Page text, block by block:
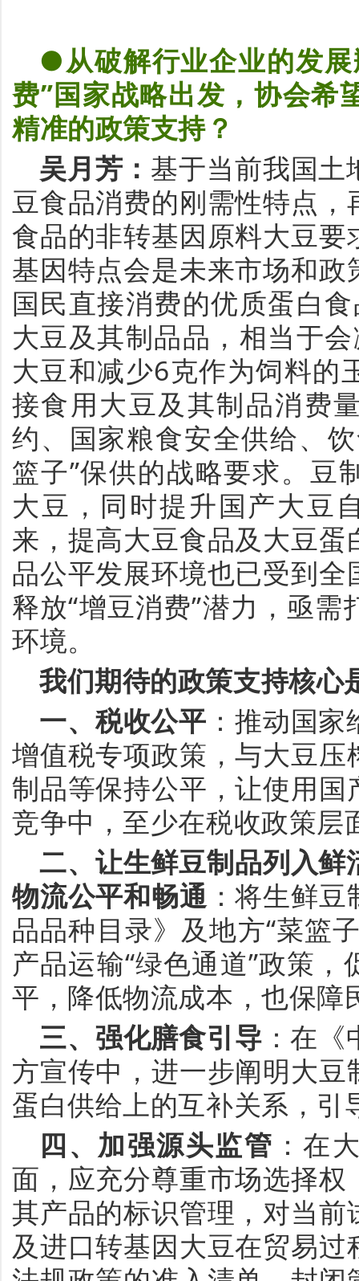
●从破解行业企业的发
费”国家战略出发，协会希
精准的政策支持？
吴月芳 ： 基于当前我国土
豆食品消费的刚需性特点 ，
食品的非转基因原料大豆要
基因特点会是未来市场和政
国民直接消费的优质蛋白
大豆及其制品品 ， 相当于会
大豆和减少6克作为饲料的
接食用大豆及其制品消费
约、 国家粮食安全供给、
篮子”保供的战略要求。 豆
大豆， 同时提升国产大豆
来 ，提高大豆食品及大豆
品公平发展环境也已受到全
释放“增豆消费”潜力，亟需
环境。
我们期待的政策支持核心
一、 税收公平 ： 推动国家
增值税专项政策 ，与大豆压
制品等保持公平 ，让使用国
竞争中，至少在税收政策层
二、 让生鲜豆制品列入鲜
物流公平和畅通：将生鲜豆
品品种目录》及地方“菜篮
产品运输“绿色通道”政策，
平 ， 降低物流成本，也保障
三、 强化膳食引导 ：在《
方宣传中，进一步阐明大豆
蛋白供给上的互补关系，引
四、 加强源头监管 ：在
面 ， 应充分尊重市场选择权
其产品的标识管理 ，对当前
及进口转基因大豆在贸易过